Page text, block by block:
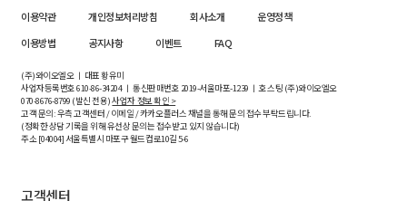
이용약관 개인정보처리방침 회사소개
운영정책
이용방법
공지사항 이벤트 FAQ
(주)와이오엘오 ㅣ 대표 황유미
사업자등록번호610-86-34204ㅣ 통신판매번호 2019-서울마포-1239 ㅣ 호스팅 (주)와이오엘오
070-8676-8799 (발신 전용)사업자 정보 확인 >
고객 문의: 우측 고객센터 / 이메일 / 카카오플러스 채널을 통해 문의 접수 부탁드립니다.
(정확한 상담 기록을 위해 유선상 문의는 접수받고 있지 않습니다)
주소 [04004] 서울특별시 마포구 월드컵로10길5-6
고객센터